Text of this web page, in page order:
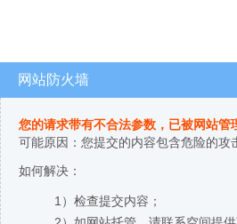
网站防火墙
您的请求带有不合法参数，已被网站管
可能原因：您提交的内容包含危险的攻
如何解决：
1）检查提交内容；